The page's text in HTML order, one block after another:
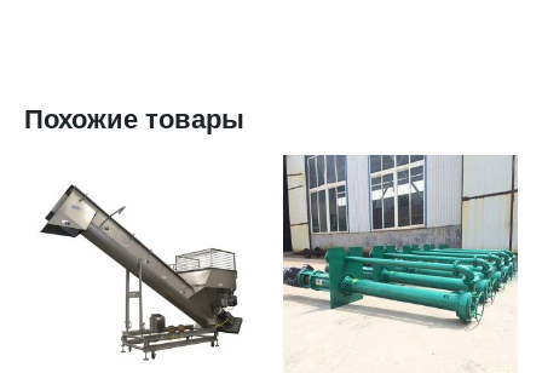
Похожие товары